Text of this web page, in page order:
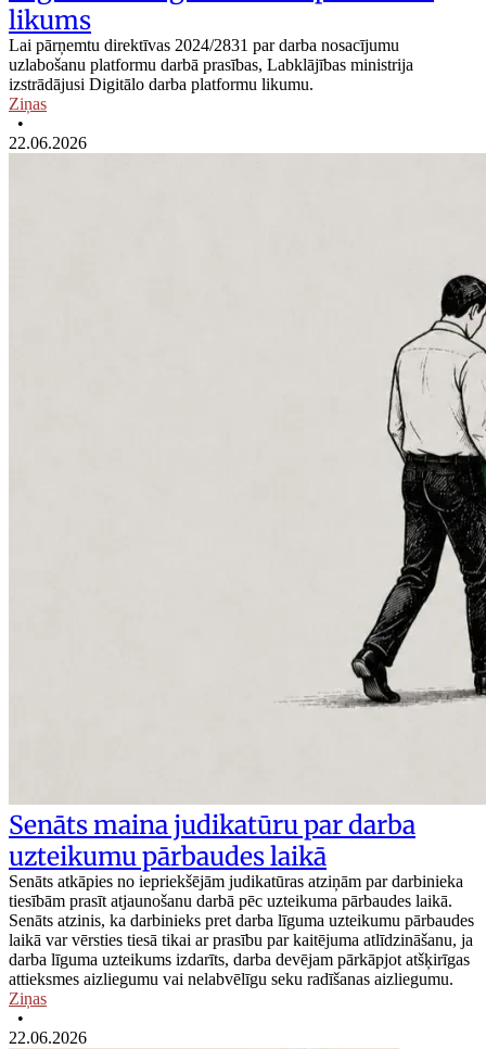
likums
Lai pārņemtu direktīvas 2024/2831 par darba nosacījumu
uzlabošanu platformu darbā prasības, Labklājības ministrija
izstrādājusi Digitālo darba platformu likumu.
Ziņas
•
22.06.2026
Senāts maina judikatūru par darba
uzteikumu pārbaudes laikā
Senāts atkāpies no iepriekšējām judikatūras atziņām par darbinieka
tiesībām prasīt atjaunošanu darbā pēc uzteikuma pārbaudes laikā.
Senāts atzinis, ka darbinieks pret darba līguma uzteikumu pārbaudes
laikā var vērsties tiesā tikai ar prasību par kaitējuma atlīdzināšanu, ja
darba līguma uzteikums izdarīts, darba devējam pārkāpjot atšķirīgas
attieksmes aizliegumu vai nelabvēlīgu seku radīšanas aizliegumu.
Ziņas
•
22.06.2026